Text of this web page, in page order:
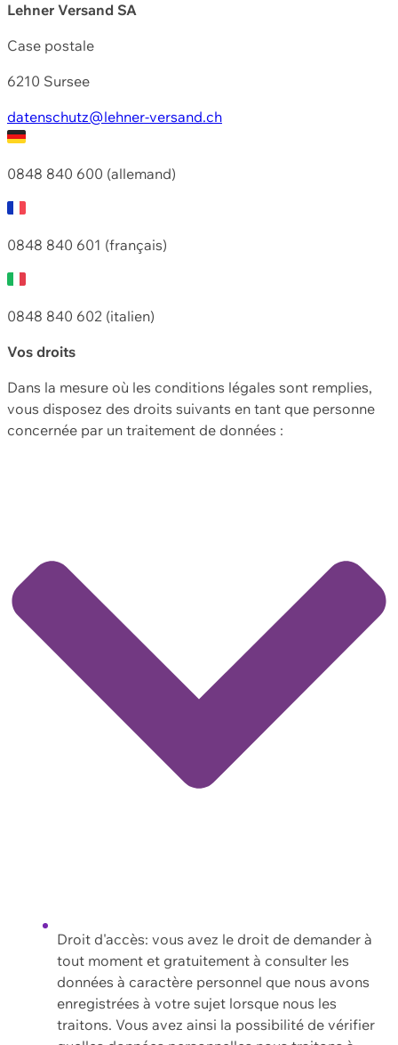
Lehner Versand SA
Case postale
6210 Sursee
datenschutz@lehner-versand.ch
0848 840 600 (allemand)
0848 840 601 (français)
0848 840 602 (italien)
Vos droits
Dans la mesure où les conditions légales sont remplies,
vous disposez des droits suivants en tant que personne
concernée par un traitement de données :
Droit d'accès: vous avez le droit de demander à
tout moment et gratuitement à consulter les
données à caractère personnel que nous avons
enregistrées à votre sujet lorsque nous les
traitons. Vous avez ainsi la possibilité de vérifier